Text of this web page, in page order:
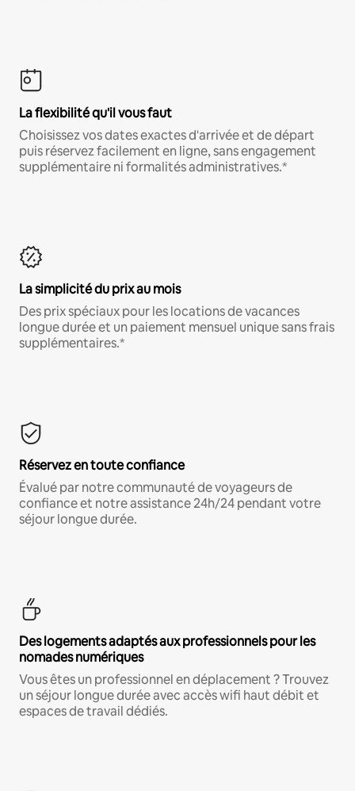
La flexibilité qu'il vous faut
Choisissez vos dates exactes d'arrivée et de départ
puis réservez facilement en ligne, sans engagement
supplémentaire ni formalités administratives.*
La simplicité du prix au mois
Des prix spéciaux pour les locations de vacances
longue durée et un paiement mensuel unique sans frais
supplémentaires.*
Réservez en toute confiance
Évalué par notre communauté de voyageurs de
confiance et notre assistance 24h/24 pendant votre
séjour longue durée.
Des logements adaptés aux professionnels pour les
nomades numériques
Vous êtes un professionnel en déplacement ? Trouvez
un séjour longue durée avec accès wifi haut débit et
espaces de travail dédiés.